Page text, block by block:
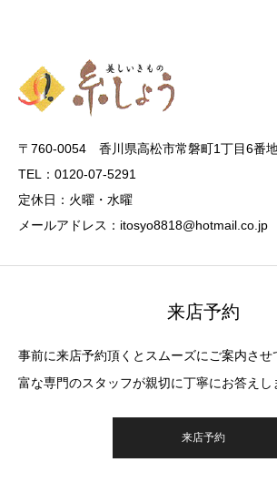
〒760-0054 香川県高松市常磐町1丁目6番
TEL：0120-07-5291
定休日：火曜・水曜
メールアドレス：itosyo8818@hotmail.co.jp
来店予約
事前に来店予約頂くとスムーズにご案内させ
富な専門のスタッフが親切に丁寧にお答えし
来店予約